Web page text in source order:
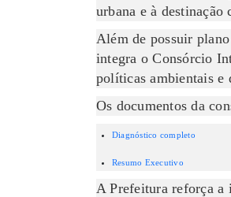
urbana e à
Além de possuir
integra o Consórcio
políticas ambientais e
Os documentos da
Diagnóstico completo
Resumo Executivo
A Prefeitura reforça a